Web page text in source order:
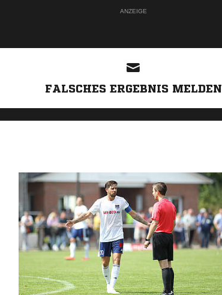
ANZEIGE
FALSCHES ERGEBNIS MELDEN